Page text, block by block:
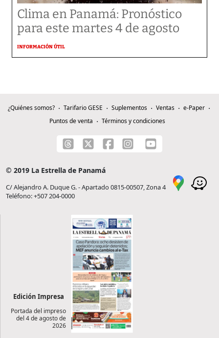
Clima en Panamá: Pronóstico
para este martes 4 de agosto
INFORMACIÓN ÚTIL
¿Quiénes somos? Tarifario GESE Suplementos Ventas
e-Paper
Puntos de venta
Términos y condiciones
© 2019 La Estrella de Panamá
C/ Alejandro A. Duque G. - Apartado 0815-00507, Zona 4
Teléfono: +507 204-0000
Edición Impresa
Portada del impreso
del 4 de agosto de
2026